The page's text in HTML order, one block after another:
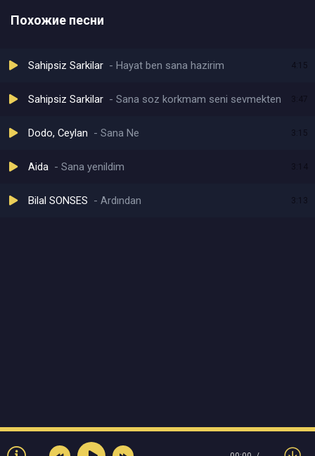
Похожие песни
Sahipsiz Sarkilar Hayat ben sana hazirim 4:15
Sahipsiz Sarkilar Sana soz korkmam seni sevmekten
Dodo, Ceylan Sana Ne 3:15
Aida Sana yenildim
Bilal SONSES Ardından 3:13